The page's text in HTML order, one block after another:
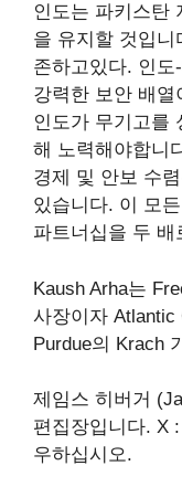
인도는 파키스탄
을 유지할 것입니
존하고있다. 인
강력한 보안 배
인도가 무기고를
해 노력해야합니
경제 및 안보 수
있습니다. 이 모
파트너십을 두
Kaush Arha는
사장이자 Atlantic
Purdue의 Krach
제임스 히버거
편집장입니다. X
우하십시오.